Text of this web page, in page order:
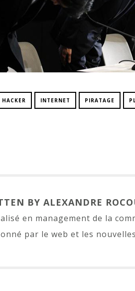
HACKER INTERNET PIRATAGE
BY ALEXANDRE
en management de la
par le web et les